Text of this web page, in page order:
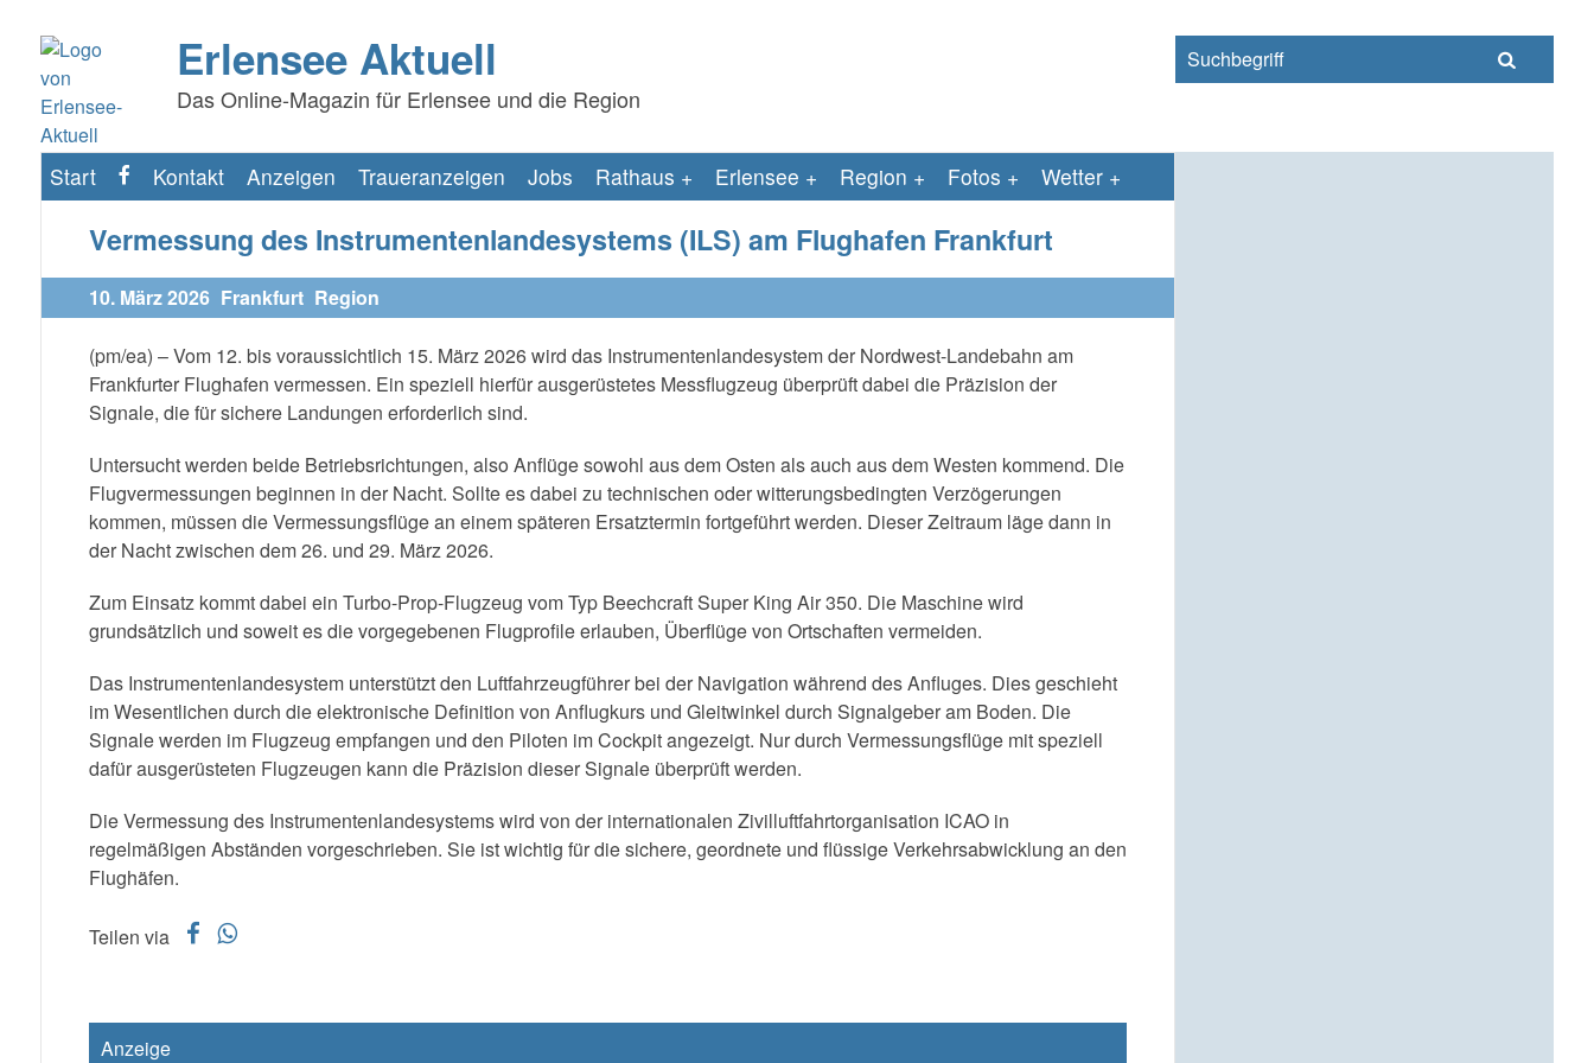
Erlensee Aktuell
Das Online-Magazin für Erlensee und die Region
s
Start f Kontakt Anzeigen Traueranzeigen Jobs Rathaus Erlensee Region Fotos Wetter
Vermessung des Instrumentenlandesystems (ILS) am Flughafen Frankfurt
10. März 2026 Frankfurt Region
(pm/ea) – Vom 12. bis voraussichtlich 15. März 2026 wird das Instrumentenlandesystem der Nordwest-Landebahn am
Frankfurter Flughafen vermessen. Ein speziell hierfür ausgerüstetes Messflugzeug überprüft dabei die Präzision der
Signale, die für sichere Landungen erforderlich sind.
Untersucht werden beide Betriebsrichtungen, also Anflüge sowohl aus dem Osten als auch aus dem Westen kommend. Die
Flugvermessungen beginnen in der Nacht. Sollte es dabei zu technischen oder witterungsbedingten Verzögerungen
kommen, müssen die Vermessungsflüge an einem späteren Ersatztermin fortgeführt werden. Dieser Zeitraum läge dann in
der Nacht zwischen dem 26. und 29. März 2026.
Zum Einsatz kommt dabei ein Turbo-Prop-Flugzeug vom Typ Beechcraft Super King Air 350. Die Maschine wird
grundsätzlich und soweit es die vorgegebenen Flugprofile erlauben, Überflüge von Ortschaften vermeiden.
Das Instrumentenlandesystem unterstützt den Luftfahrzeugführer bei der Navigation während des Anfluges. Dies geschieht
im Wesentlichen durch die elektronische Definition von Anflugkurs und Gleitwinkel durch Signalgeber am Boden. Die
Signale werden im Flugzeug empfangen und den Piloten im Cockpit angezeigt. Nur durch Vermessungsflüge mit speziell
dafür ausgerüsteten Flugzeugen kann die Präzision dieser Signale überprüft werden.
Die Vermessung des Instrumentenlandesystems wird von der internationalen Zivilluftfahrtorganisation ICAO in
regelmäßigen Abständen vorgeschrieben. Sie ist wichtig für die sichere, geordnete und flüssige Verkehrsabwicklung an den
Flughäfen.
Teilen via f w
Anzeige